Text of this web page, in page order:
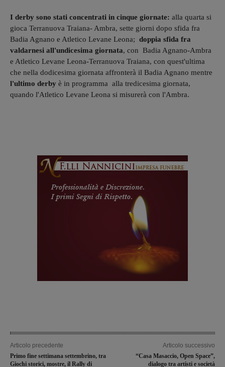
I derby sono stati concentrati in cinque giornate: alla quarta si
gioca Terranuova Traiana- Ambra, sette giorni dopo sfida fra
Badia Agnano e Atletico Levane Leona; doppia sfida fra
valdarnesi all'undicesima giornata, con Badia Agnano-Ambra
e Atletico Levane Leona-Terranuova Traiana, con quest'ultima
che nella dodicesima giornata affronterà il Badia Agnano mentre
l'ultimo derby è in programma alla tredicesima giornata,
quando l'Atletico Levane Leona si misurerà con l'Ambra.
Articolo precedente
Primo fine settimana settembrino, tra
Giochi storici, mostre, il Rally di
Articolo successivo
“Casa Masaccio, Open Space”,
dialogo tra artisti e società